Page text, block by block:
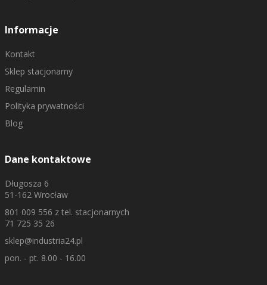
Informacje
Kontakt
Sklep stacjonarny
Regulamin
Polityka prywatności
Blog
Dane kontaktowe
Długosza 6
51-162 Wrocław
801 009 556 z tel. stacjonarnych
71 725 35 26
sklep@industria24.pl
pon. - pt. 8.00 - 16.00